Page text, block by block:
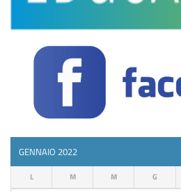
GENNAIO 2022
L M M G